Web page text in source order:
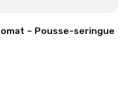
– Pousse-seringue